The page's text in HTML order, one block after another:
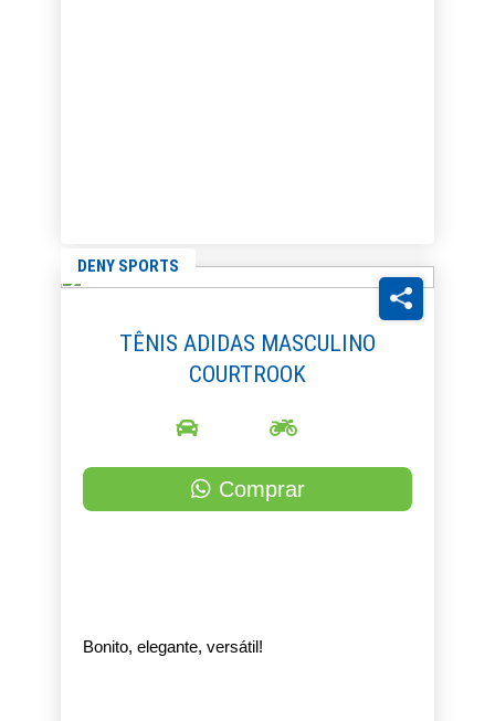
DENY SPORTS
TÊNIS ADIDAS MASCULINO
COURTROOK
Comprar
Bonito, elegante, versátil!